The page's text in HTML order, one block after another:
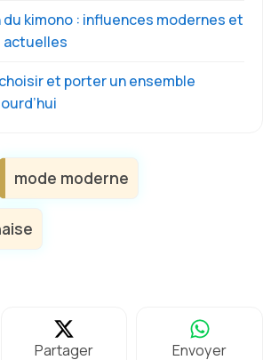
du kimono : influences modernes et
actuelles
et porter un ensemble
mode moderne
Partager Envoyer